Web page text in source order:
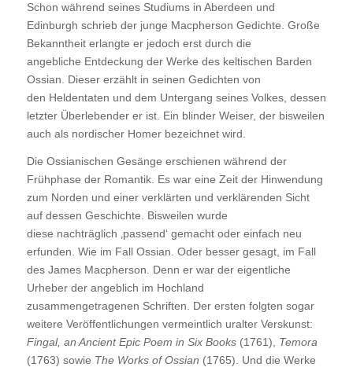
Schon während seines Studiums in Aberdeen und
Edinburgh schrieb der junge Macpherson Gedichte. Große
Bekanntheit erlangte er jedoch erst durch die
angebliche Entdeckung der Werke des keltischen Barden
Ossian. Dieser erzählt in seinen Gedichten von
den Heldentaten und dem Untergang seines Volkes, dessen
letzter Überlebender er ist. Ein blinder Weiser, der bisweilen
auch als nordischer Homer bezeichnet wird.
Die Ossianischen Gesänge erschienen während der
Frühphase der Romantik. Es war eine Zeit der Hinwendung
zum Norden und einer verklärten und verklärenden Sicht
auf dessen Geschichte. Bisweilen wurde
diese nachträglich ‚passend‘ gemacht oder einfach neu
erfunden. Wie im Fall Ossian. Oder besser gesagt, im Fall
des James Macpherson. Denn er war der eigentliche
Urheber der angeblich im Hochland
zusammengetragenen Schriften. Der ersten folgten sogar
weitere Veröffentlichungen vermeintlich uralter Verskunst:
Fingal, an Ancient Epic Poem in Six Books(1761), Temora
(1763) sowie The Works of Ossian (1765). Und die Werke